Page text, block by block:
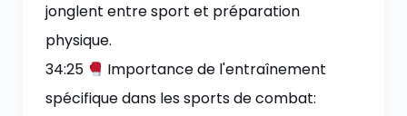
jonglent entre sport et préparation
physique.
34:25
Importance de l'entraînement
spécifique dans les sports de combat: